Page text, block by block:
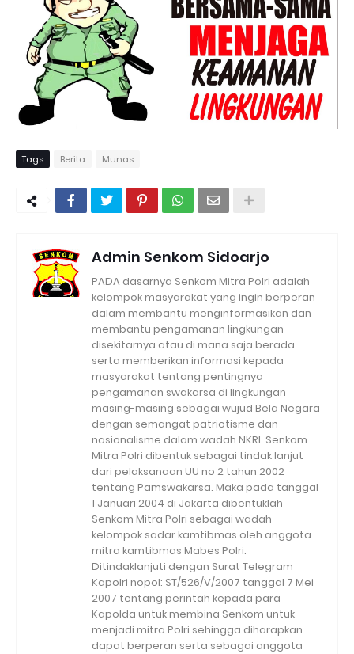
Tags Berita Munas
Admin Senkom Sidoarjo
PADA dasarnya Senkom Mitra Polri adalah
kelompok masyarakat yang ingin berperan
dalam membantu menginformasikan dan
membantu pengamanan lingkungan
disekitarnya atau di mana saja berada
serta memberikan informasi kepada
masyarakat tentang pentingnya
pengamanan swakarsa di lingkungan
masing-masing sebagai wujud Bela Negara
dengan semangat patriotisme dan
nasionalisme dalam wadah NKRI. Senkom
Mitra Polri dibentuk sebagai tindak lanjut
dari pelaksanaan UU no 2 tahun 2002
tentang Pamswakarsa. Maka pada tanggal
1 Januari 2004 di Jakarta dibentuklah
Senkom Mitra Polri sebagai wadah
kelompok sadar kamtibmas oleh anggota
mitra kamtibmas Mabes Polri.
Ditindaklanjuti dengan Surat Telegram
Kapolri nopol: ST/526/V/2007 tanggal 7 Mei
2007 tentang perintah kepada para
Kapolda untuk membina Senkom untuk
menjadi mitra Polri sehingga diharapkan
dapat berperan serta sebagai anggota